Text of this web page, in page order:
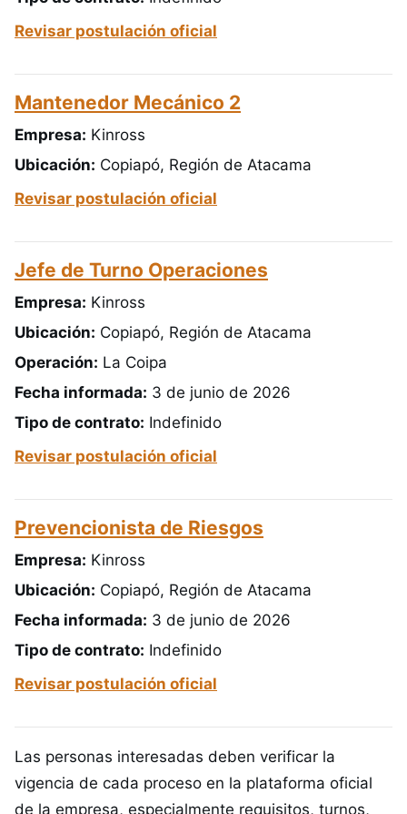
Revisar postulación oficial
Mantenedor Mecánico 2
Empresa: Kinross
Ubicación: Copiapó, Región de Atacama
Revisar postulación oficial
Jefe de Turno Operaciones
Empresa: Kinross
Ubicación: Copiapó, Región de Atacama
Operación: La Coipa
Fecha informada: 3 de junio de 2026
Tipo de contrato: Indefinido
Revisar postulación oficial
Prevencionista de Riesgos
Empresa: Kinross
Ubicación: Copiapó, Región de Atacama
Fecha informada: 3 de junio de 2026
Tipo de contrato: Indefinido
Revisar postulación oficial
Las personas interesadas deben verificar la
vigencia de cada proceso en la plataforma oficial
de la empresa, especialmente requisitos, turnos,